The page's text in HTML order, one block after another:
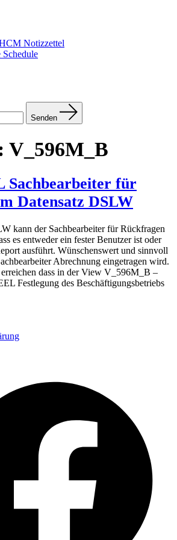
Notizzettel
Schedule
Senden
V_596M_B
Sachbearbeiter für
Datensatz DSLW
kann der Sachbearbeiter für Rückfragen
es entweder ein fester Benutzer ist oder
ausführt. Wünschenswert und sinnvoll
Abrechnung eingetragen wird.
dass in der View V_596M_B –
Festlegung des Beschäftigungsbetriebs